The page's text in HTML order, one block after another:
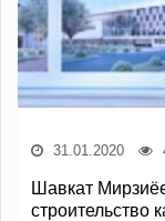
31.01.2020
Шавкат
строительство